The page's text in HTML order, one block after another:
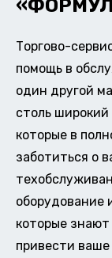
Торгово-
помощь в
один другой
столь
которые в
заботиться о
оборудование
которые знают
привести ваше